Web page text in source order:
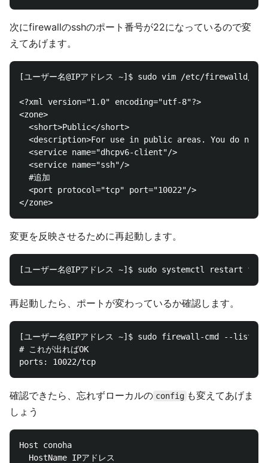
次にfirewallのsshのポート番号が22になっているので変
えてあげます。
[ユーザー名@IPアドレス ~]$ sudo vim /etc/firewalld/
<?xml version="1.0" encoding="utf-8"?>
<zone>
  <short>Public</short>
<description>For use in public areas. You do not
  <service name="dhcpv6-client"/>
  <service name="ssh"/>
  #追加
  <port protocol="tcp" port="10022"/>
変更を反映させるために再起動します。
再起動したら、ポートが変わっているか確認します。
[ユーザー名@IPアドレス ~]$ sudo firewall-cmd --list-
# これが出ればOK
確認できたら、忘れずローカルの config も変えてあげま
しょう
Host conoha
  HostName IPアドレス